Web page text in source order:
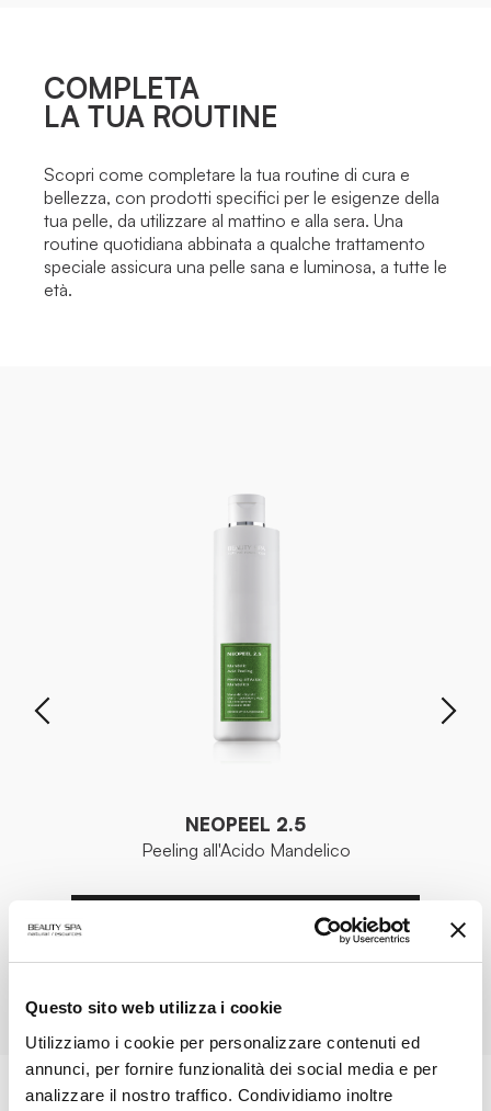
Questo sito web utilizza i cookie
Utilizziamo i cookie per personalizzare contenuti ed
annunci, per fornire funzionalità dei social media e per
analizzare il nostro traffico. Condividiamo inoltre
COMPLETA
LA TUA ROUTINE
Scopri come completare la tua routine di cura e
bellezza, con prodotti specifici per le esigenze della
tua pelle, da utilizzare al mattino e alla sera. Una
routine quotidiana abbinata a qualche trattamento
speciale assicura una pelle sana e luminosa, a tutte le
età.
NEOPEEL 2.5
Peeling all'Acido Mandelico